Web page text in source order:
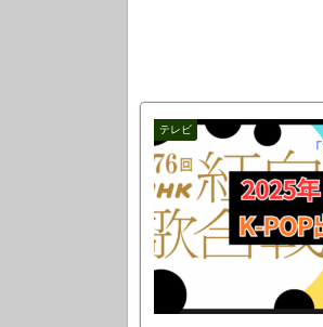
テレビ